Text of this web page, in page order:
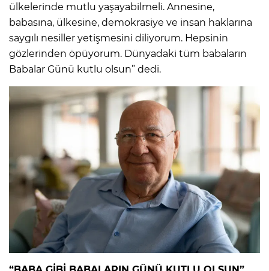
ülkelerinde mutlu yaşayabilmeli. Annesine,
babasına, ülkesine, demokrasiye ve insan haklarına
saygılı nesiller yetişmesini diliyorum. Hepsinin
gözlerinden öpüyorum. Dünyadaki tüm babaların
Babalar Günü kutlu olsun” dedi.